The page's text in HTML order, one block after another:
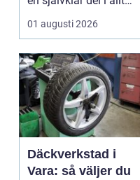
från vindkr...
01 augusti 2026
Däckverkstad i
Vara: så väljer du